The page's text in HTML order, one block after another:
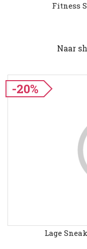
Fitness
Naar
-20%
Lage